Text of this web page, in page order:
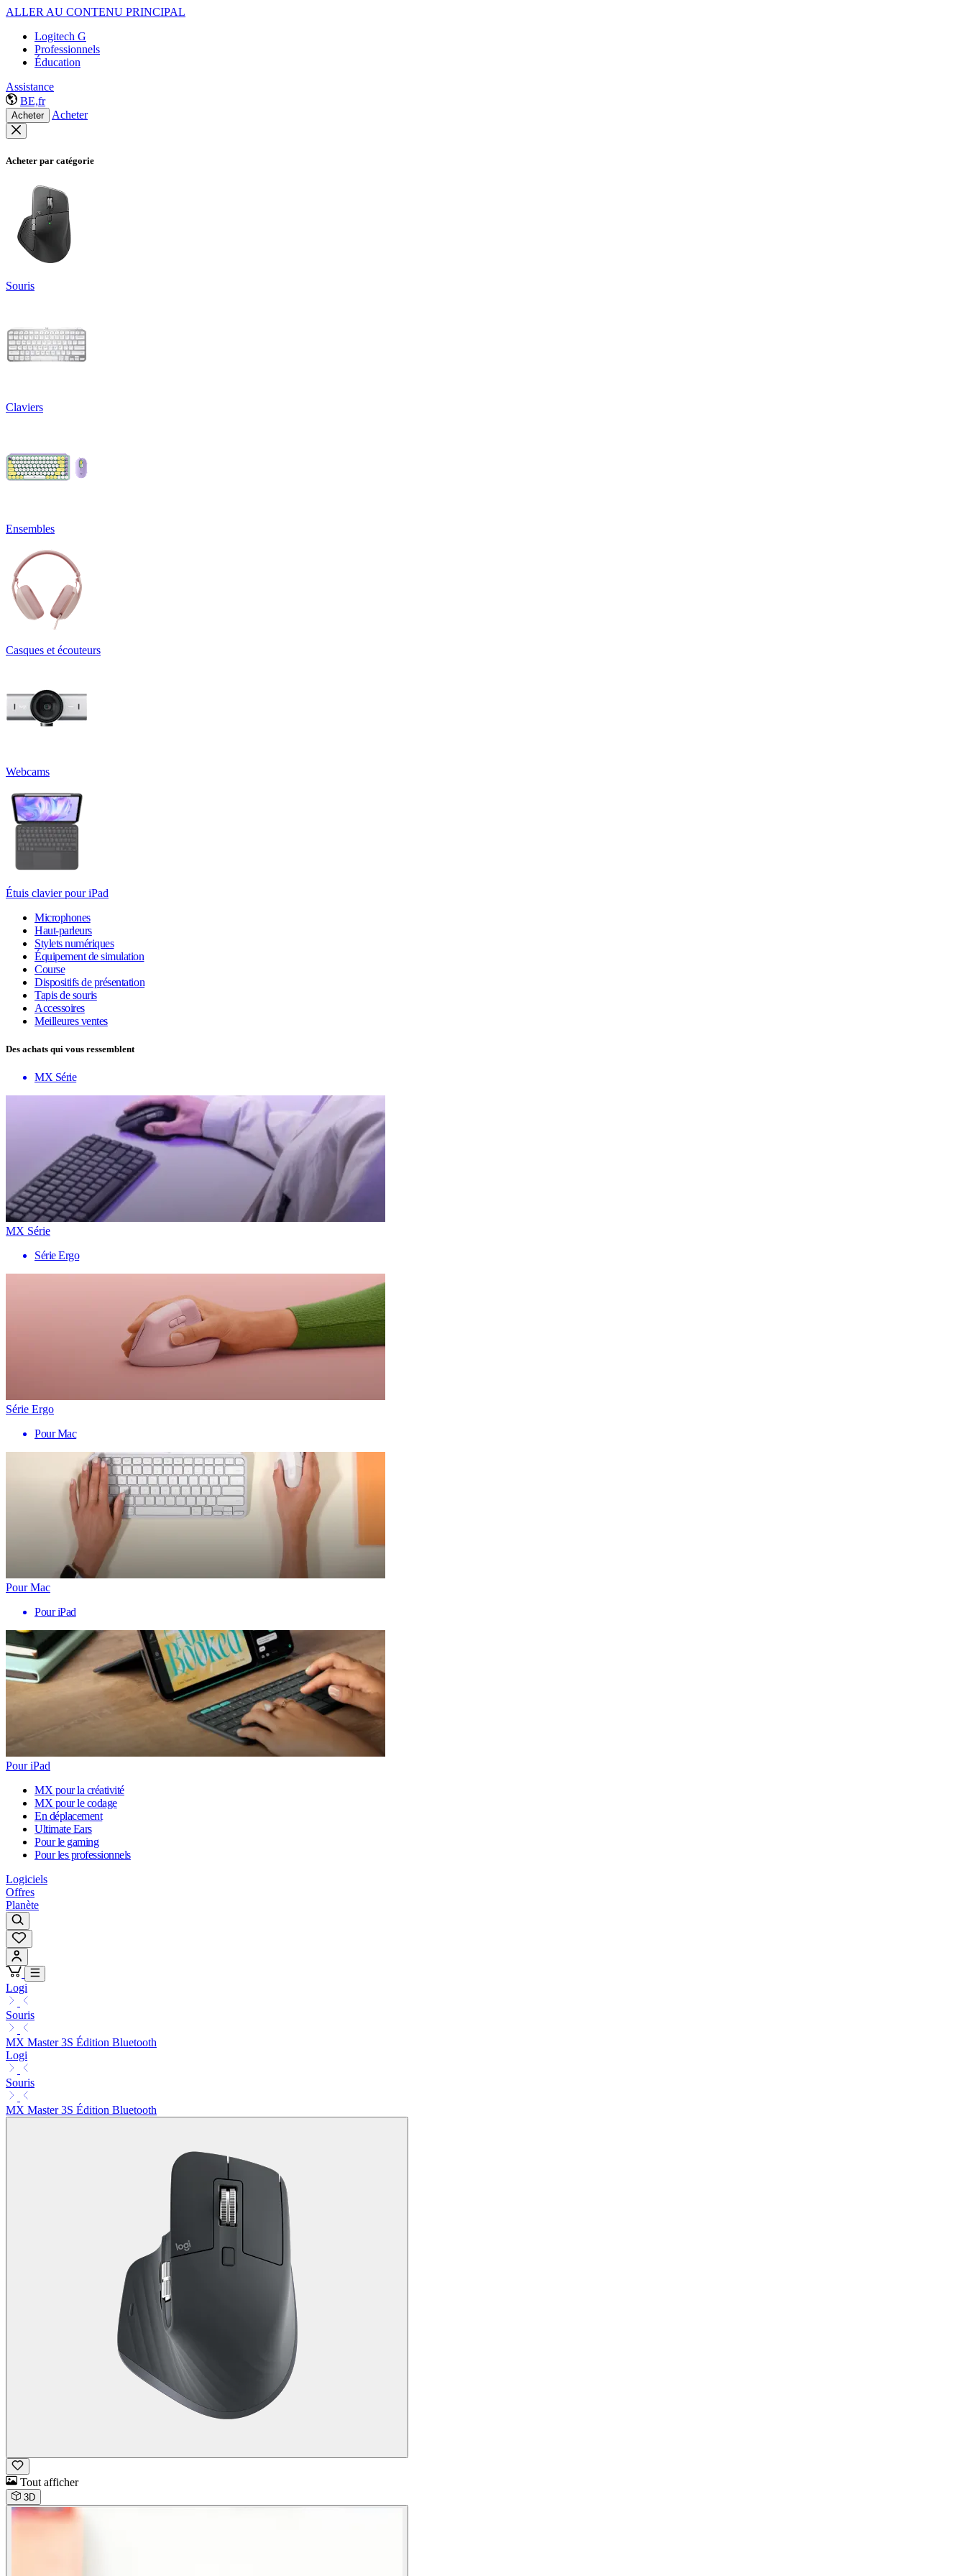
ALLER AU CONTENU PRINCIPAL
Logitech G
Professionnels
Éducation
Assistance
BE,fr
Acheter Acheter
Acheter par catégorie
Souris
Claviers
Ensembles
Casques et écouteurs
Webcams
Étuis clavier pour iPad
Microphones
Haut-parleurs
Stylets numériques
Équipement de simulation
Course
Dispositifs de présentation
Tapis de souris
Accessoires
Meilleures ventes
Des achats qui vous ressemblent
MX Série
MX Série
Série Ergo
Série Ergo
Pour Mac
Pour Mac
Pour iPad
Pour iPad
MX pour la créativité
MX pour le codage
En déplacement
Ultimate Ears
Pour le gaming
Pour les professionnels
Logiciels
Offres
Planète
Logi
Souris
MX Master 3S Édition Bluetooth
Logi
Souris
MX Master 3S Édition Bluetooth
Tout afficher
3D